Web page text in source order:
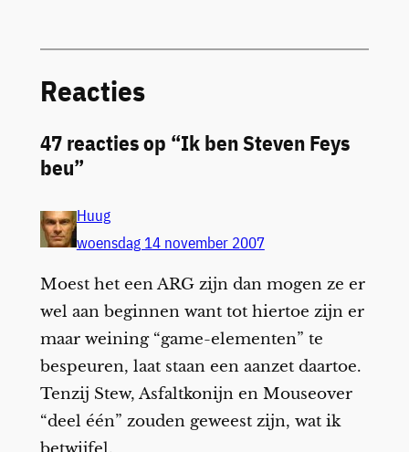
Reacties
47 reacties op “Ik ben Steven Feys
beu”
Huug
woensdag 14 november 2007
Moest het een ARG zijn dan mogen ze er
wel aan beginnen want tot hiertoe zijn er
maar weining “game-elementen” te
bespeuren, laat staan een aanzet daartoe.
Tenzij Stew, Asfaltkonijn en Mouseover
“deel één” zouden geweest zijn, wat ik